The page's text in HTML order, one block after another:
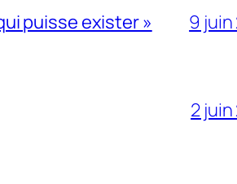
puisse exister » 9
2